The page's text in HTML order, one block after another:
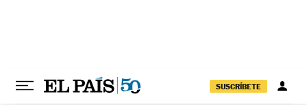
SUSCRÍBETE